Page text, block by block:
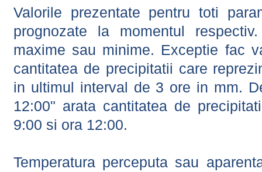
Valorile prezentate pentru toti
prognozate la momentul
maxime sau minime. Exceptie fac
cantitatea de precipitatii care
in ultimul interval de 3 ore in mm.
12:00" arata cantitatea de
9:00 si ora 12:00.
Temperatura perceputa sau